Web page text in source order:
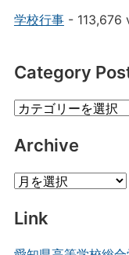
学校行事- 113,676
Category
Category
Archive
Archive
Link